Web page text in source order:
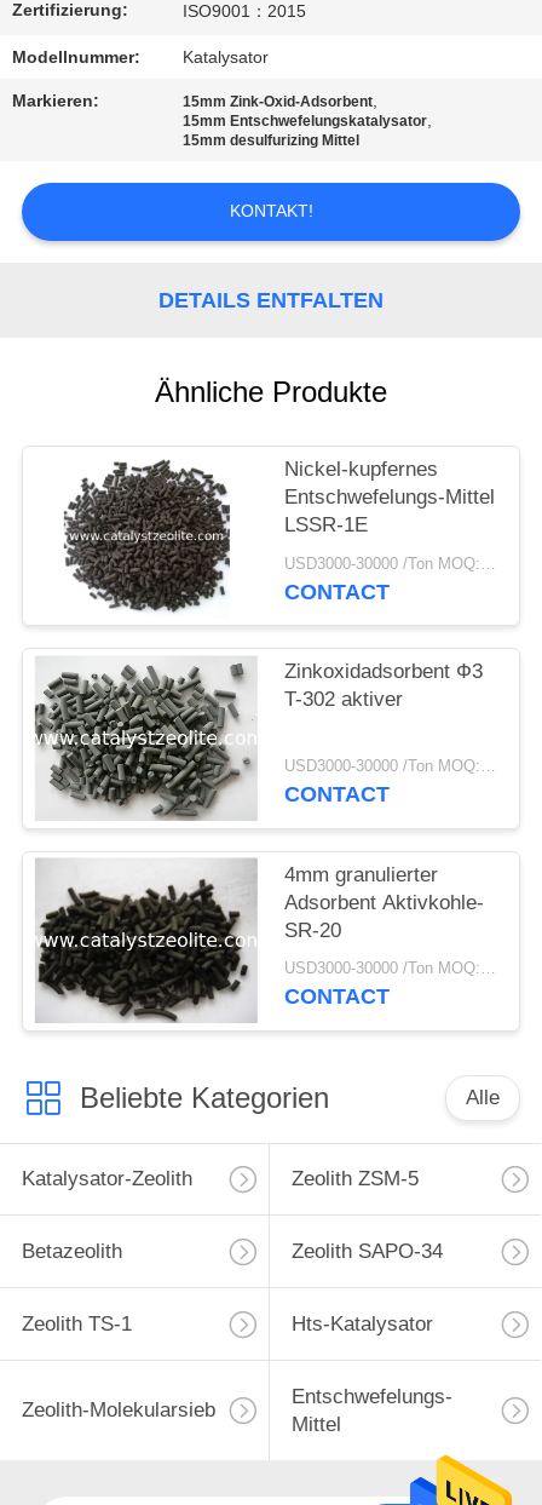
UNS
VERBINDUNG
NACHRICHTEN
POLICY
Zertifizierung: ISO9001：2015
Modellnummer: Katalysator
Markieren: 15mm Zink-Oxid-Adsorbent,
15mm Entschwefelungskatalysator,
15mm desulfurizing Mittel
KONTAKT!
DETAILS ENTFALTEN
Ähnliche Produkte
Nickel-kupfernes
Entschwefelungs-Mittel
LSSR-1E
USD3000-30000 /Ton MOQ:1 Kilogramm
CONTACT
Zinkoxidadsorbent Ф3
T-302 aktiver
USD3000-30000 /Ton MOQ:1 Kilogramm
CONTACT
4mm granulierter
Adsorbent Aktivkohle-
SR-20
USD3000-30000 /Ton MOQ:1 Kilogramm
CONTACT
Beliebte Kategorien Alle
Katalysator-Zeolith Zeolith ZSM-5
Betazeolith Zeolith SAPO-34
Zeolith TS-1 Hts-Katalysator
Zeolith-Molekularsieb
Entschwefelungs-
Mittel